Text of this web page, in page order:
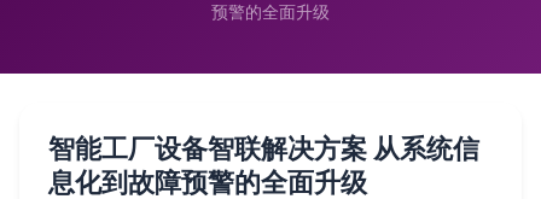
预警的全面升级
智能工厂设备智联解决方案 从系统信
息化到故障预警的全面升级